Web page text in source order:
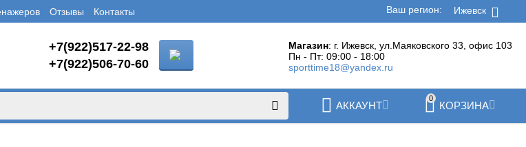
Отзывы Контакты Ижевск
Ваш регион:
+7(922)517-22-98
+7(922)506-70-60
Магазин: г. Ижевск, ул.Маяковского 33, офис 103
Пн - Пт: 09:00 - 18:00
sporttime18@yandex.ru
0
КОРЗИНА
АККАУНТ